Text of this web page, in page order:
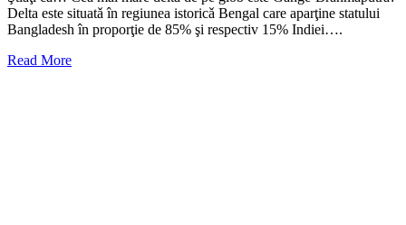
Delta este situatǎ în regiunea istoricǎ Bengal care aparţine statului
Bangladesh în proporţie de 85% şi respectiv 15% Indiei….
Read More